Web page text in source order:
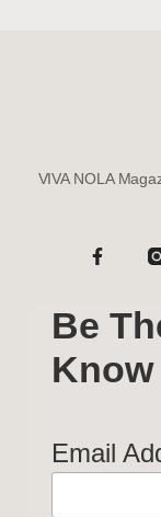
VIVA NOLA
Be
Know
Email